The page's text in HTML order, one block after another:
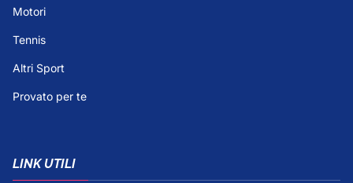
Motori
Tennis
Altri Sport
Provato per te
LINK UTILI